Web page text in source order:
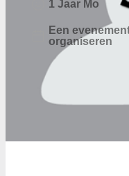
1 Jaar Mo
Een
organiseren